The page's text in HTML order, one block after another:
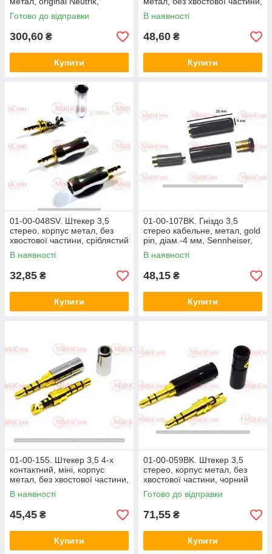
сріблястий
Готово до відправки
300,60 ₴
Купити
чорне
В наявності
48,60 ₴
Купити
01-00-048SV. Штекер 3,5
стерео, корпус метал, без
хвостової частини, сріблястий
В наявності
32,85 ₴
Купити
01-00-107BK. Гніздо 3,5
стерео кабельне, метал, gold
pin, діам.-4 мм, Sennheiser,
чорне
В наявності
48,15 ₴
Купити
01-00-155. Штекер 3,5 4-х
контактний, міні, корпус
метал, без хвостової частини,
сріблястий
В наявності
45,45 ₴
Купити
01-00-059BK. Штекер 3,5
стерео, корпус метал, без
хвостової частини, чорний
Готово до відправки
71,55 ₴
Купити